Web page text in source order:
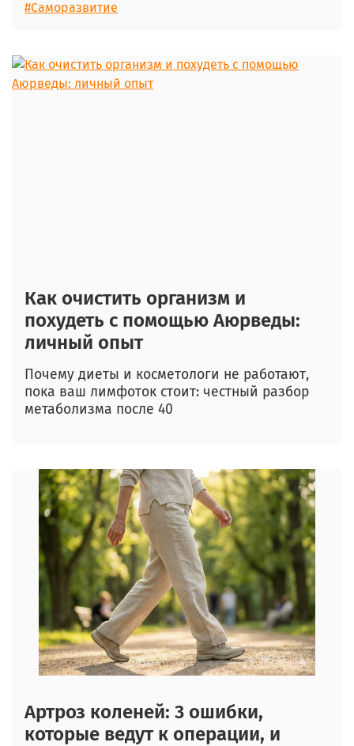
#Саморазвитие
Как очистить организм и
похудеть с помощью Аюрведы:
личный опыт
Почему диеты и косметологи не работают,
пока ваш лимфоток стоит: честный разбор
метаболизма после 40
Артроз коленей: 3 ошибки,
которые ведут к операции, и